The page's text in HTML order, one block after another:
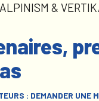
&
: DEMANDER UNE